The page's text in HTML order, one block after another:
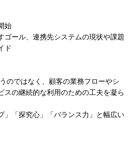
始
ゴール、連携先システムの現状や課題
ド
のではなく、顧客の業務フローやシ
スの継続的な利用のための工夫を凝ら
」「探究心」「バランス力」と幅広い